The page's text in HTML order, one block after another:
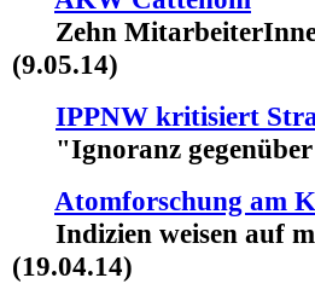
Zehn
(9.05.14)
IPPNW kritisiert
"Ignoranz gegenüber
Atomforschung am
Indizien weisen auf
(19.04.14)